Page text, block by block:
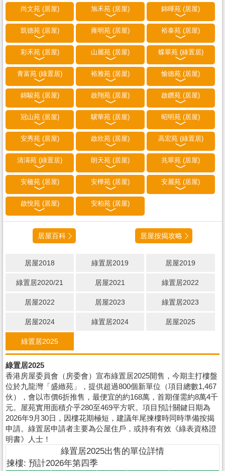
尚文苑 (居屋) 旭禾苑 (居屋) 錦暉苑 (居屋)
凱德苑 (居屋) 雍明苑 (居屋) 裕泰苑 (居屋)
彩禾苑 (居屋) 山麗苑 (居屋) 蝶翠苑 (綠置居)
青富苑 (綠置居) 裕雅苑 (居屋) 愉德苑 (居屋)
錦駿苑 (居屋) 啟翔苑 (居屋) 啟鑽苑 (居屋)
冠山苑 (居屋) 驥華苑 (居屋) 昭明苑 (居屋)
安秀苑 (居屋) 啟欣苑 (居屋) 高宏苑 (綠置居)
清濤苑 (綠置居) 朗天苑 (居屋) 兆翠苑 (居屋)
安楹苑 (居屋) 安樺苑 (居屋) 安麗苑 (居屋)
啟悅苑 (居屋) 安柏苑 (居屋)
居屋百科 居屋按揭攻略
居屋2018 綠置居2019 居屋2019
綠置居2020/21 居屋2021 綠置居2022
居屋2022 居屋2023 綠置居2023
居屋2024 綠置居2024 居屋2025
綠置居2025
綠置居2025
香港房屋委員會（房委會）宣布綠置居2025開售，今期主打樓盤
位於九龍灣「盛緻苑」，提供超過800個新單位（項目總數1,467
伙），會以市價6折推售，最便宜的約168萬，首期僅需約8萬4千
元。屋苑實用面積介乎280至469平方呎。項目預計關鍵日期為
2026年9月30日，因樓花期極短，建議年尾揀樓時同時準備按揭
申請。綠置居申請者主要為公屋住戶，或持有有效《綠表資格證
明書》人士！
綠置居2025出售的單位詳情
揀樓: 預計2026年第四季